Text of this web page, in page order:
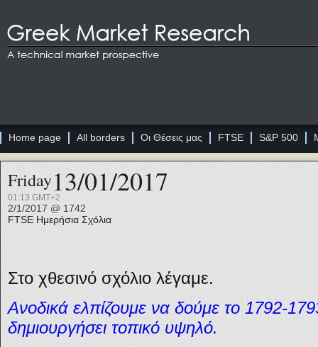
Home page All borders Οι Θέσεις μας FTSE S&P 500
Friday13/01/2017
01:13 GMT+2
2/1/2017 @ 1742
FTSE Ημερήσια Σχόλια
Στο χθεσινό σχόλιο λέγαμε.
Ανοδικά ελπίζουμε να δούμε το 1792-
δημιουργήσει τοπικό υψηλό.